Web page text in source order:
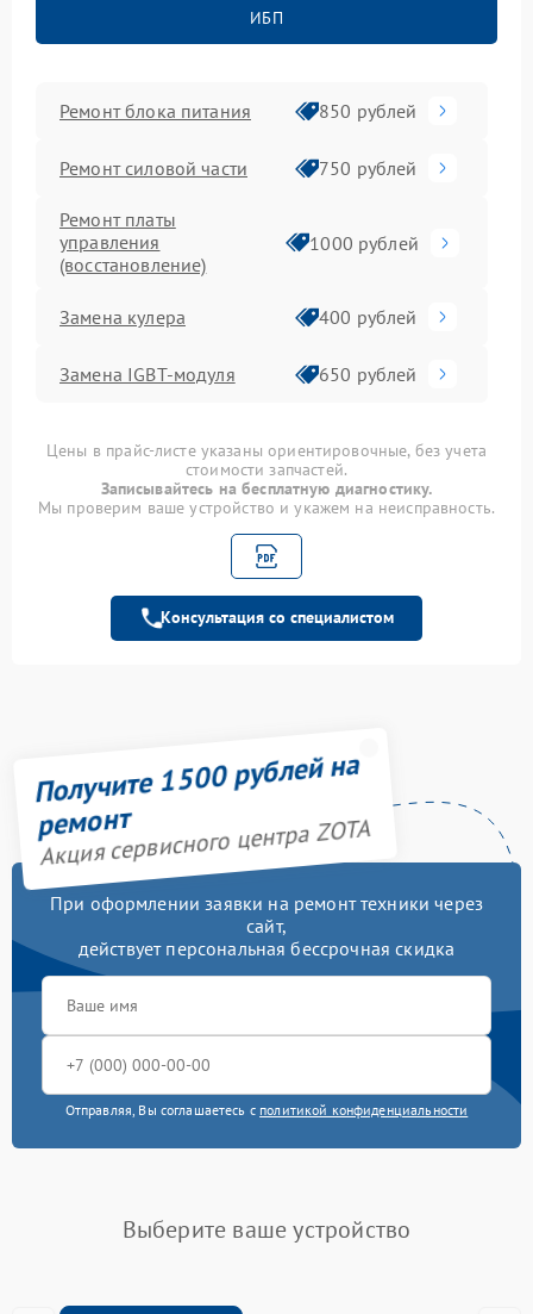
ИБП
Ремонт блока питания 850 рублей
Ремонт силовой части 750 рублей
Ремонт платы
управления
(восстановление)
1000 рублей
Замена кулера 400 рублей
Замена IGBT-модуля 650 рублей
Цены в прайс-листе указаны ориентировочные, без учета
стоимости запчастей.
Записывайтесь на бесплатную диагностику.
Мы проверим ваше устройство и укажем на неисправность.
Консультация со специалистом
Получите 1500 рублей на
ремонт
Акция сервисного центра ZOTA
При оформлении заявки на ремонт техники через
сайт,
действует персональная бессрочная скидка
Отправляя, Вы соглашаетесь с политикой конфиденциальности
Выберите ваше устройство